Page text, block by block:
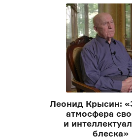
Леонид Крысин:
атмосфера
и
блеска»